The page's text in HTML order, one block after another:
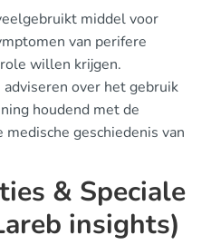
middel voor
van perifere
willen krijgen.
over het gebruik
houdend met de
geschiedenis van
& Speciale
insights)